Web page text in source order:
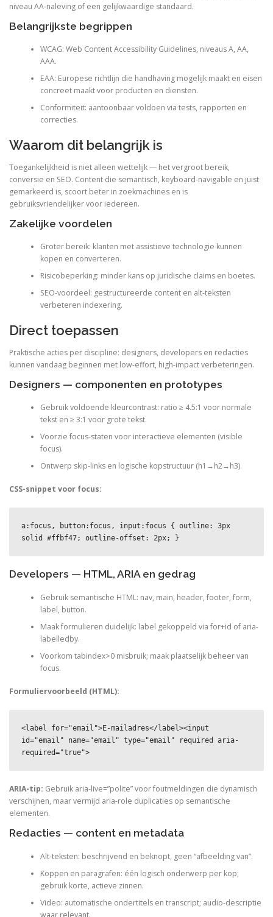
niveau AA-naleving of een gelijkwaardige standaard.
Belangrijkste begrippen
WCAG: Web Content Accessibility Guidelines, niveaus A, AA,
AAA.
EAA: Europese richtlijn die handhaving mogelijk maakt en eisen
concreet maakt voor producten en diensten.
Conformiteit: aantoonbaar voldoen via tests, rapporten en
correcties.
Waarom dit belangrijk is
Toegankelijkheid is niet alleen wettelijk — het vergroot bereik,
conversie en SEO. Content die semantisch, keyboard-navigable en juist
gemarkeerd is, scoort beter in zoekmachines en is
gebruiksvriendelijker voor iedereen.
Zakelijke voordelen
Groter bereik: klanten met assistieve technologie kunnen
kopen en converteren.
Risicobeperking: minder kans op juridische claims en boetes.
SEO-voordeel: gestructureerde content en alt-teksten
verbeteren indexering.
Direct toepassen
Praktische acties per discipline: designers, developers en redacties
kunnen vandaag beginnen met low-effort, high-impact verbeteringen.
Designers — componenten en prototypes
Gebruik voldoende kleurcontrast: ratio ≥ 4.5:1 voor normale
tekst en ≥ 3:1 voor grote tekst.
Voorzie focus-staten voor interactieve elementen (visible
focus).
Ontwerp skip-links en logische kopstructuur (h1→h2→h3).
CSS-snippet voor focus:
a:focus, button:focus, input:focus { outline: 3px
solid #ffbf47; outline-offset: 2px; }
Developers — HTML, ARIA en gedrag
Gebruik semantische HTML: nav, main, header, footer, form,
label, button.
Maak formulieren duidelijk: label gekoppeld via for+id of aria-
labelledby.
Voorkom tabindex>0 misbruik; maak plaatselijk beheer van
focus.
Formuliervoorbeeld (HTML):
<label for="email">E-mailadres</label><input
id="email" name="email" type="email" required aria-
required="true">
ARIA-tip: Gebruik aria-live=”polite” voor foutmeldingen die dynamisch
verschijnen, maar vermijd aria-role duplicaties op semantische
elementen.
Redacties — content en metadata
Alt-teksten: beschrijvend en beknopt, geen “afbeelding van”.
Koppen en paragrafen: één logisch onderwerp per kop;
gebruik korte, actieve zinnen.
Video: automatische ondertitels en transcript; audio-descriptie
waar relevant.